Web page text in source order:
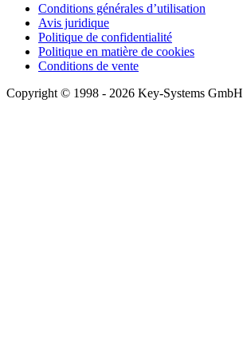
Conditions générales d’utilisation
Avis juridique
Politique de confidentialité
Politique en matière de cookies
Conditions de vente
Copyright © 1998 - 2026 Key-Systems GmbH